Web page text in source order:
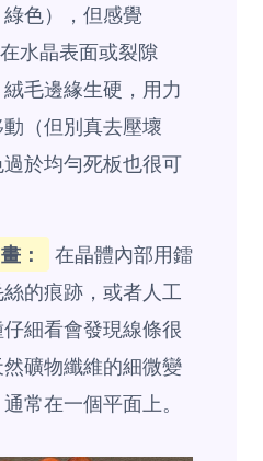
色），但感覺
水晶表面或裂隙
毛邊緣生硬，用力
（但別真去壓壞
於均勻死板也很可
：
在晶體內部用鐳
的痕跡，或者人工
細看會發現線條很
礦物纖維的細微變
常在一個平面上。